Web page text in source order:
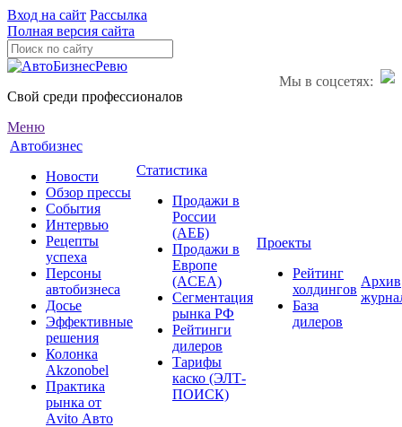
Вход на сайт Рассылка
Полная версия сайта
Мы в соцсетях:
Свой среди профессионалов
Меню
Автобизнес
Новости
Обзор прессы
События
Интервью
Рецепты
успеха
Персоны
автобизнеса
Досье
Эффективные
решения
Колонка
Akzonobel
Практика
рынка от
Аvito Авто
Статистика
Продажи в
России
(АЕБ)
Продажи в
Европе
(ACEA)
Сегментация
рынка РФ
Рейтинги
дилеров
Тарифы
каско (ЭЛТ-
ПОИСК)
Проекты
Рейтинг
холдингов
База
дилеров
Архив